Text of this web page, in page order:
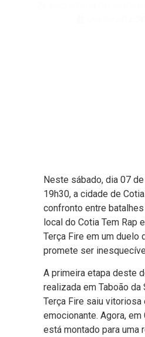
Neste sábado, dia 07
19h30, a cidade de
confronto entre
local do Cotia Tem Rap
Terça Fire em um duelo
promete ser
A primeira etapa deste
realizada em Taboão da
Terça Fire saiu vitoriosa
emocionante. Agora, em
está montado para uma